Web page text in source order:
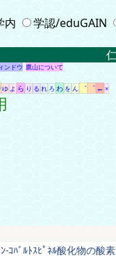
内 学認/eduGAIN
仁
ンドウ 鷹山について
ゆ よ ら り る れ ろ わ を ん ゛ ゜ ← ×
ｺﾊﾞﾙﾄｽﾋﾟﾈﾙ酸化物の酸